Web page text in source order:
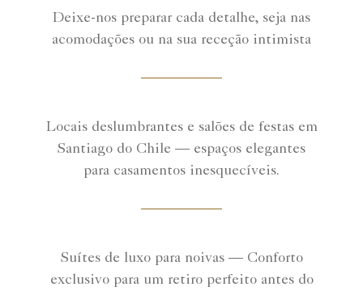
Deixe-nos preparar cada detalhe, seja nas
acomodações ou na sua receção intimista
Locais deslumbrantes e salões de festas em
Santiago do Chile — espaços elegantes
para casamentos inesquecíveis.
Suítes de luxo para noivas — Conforto
exclusivo para um retiro perfeito antes do